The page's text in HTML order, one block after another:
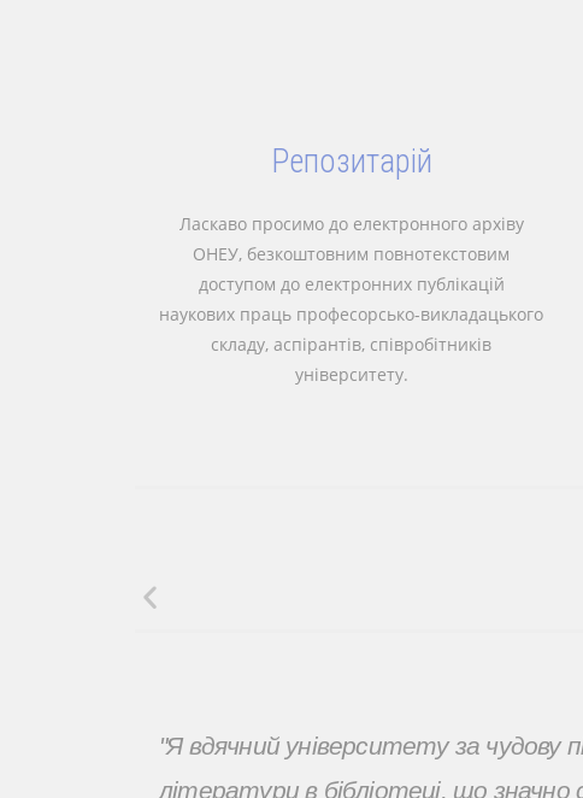
Репозитарій
Ласкаво просимо до електронного архіву
ОНЕУ, безкоштовним повнотекстовим
доступом до електронних публікацій
наукових праць професорсько-викладацького
складу, аспірантів, співробітників
університету.
"Я вдячний університету за чудову
літератури в бібліотеці, що значно